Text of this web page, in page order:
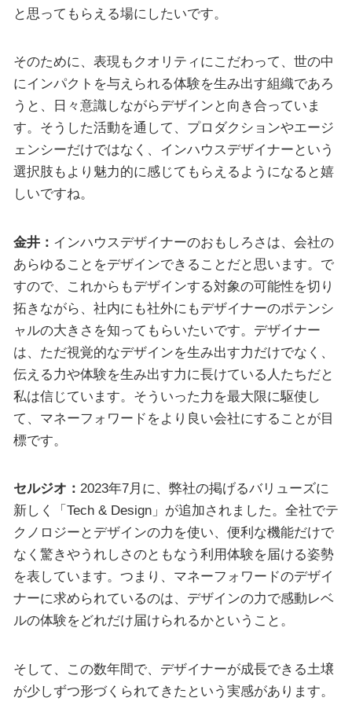
と思ってもらえる場にしたいです。
そのために、表現もクオリティにこだわって、世の中
にインパクトを与えられる体験を生み出す組織であろ
うと、日々意識しながらデザインと向き合っていま
す。そうした活動を通して、プロダクションやエージ
ェンシーだけではなく、インハウスデザイナーという
選択肢もより魅力的に感じてもらえるようになると嬉
しいですね。
金井： インハウスデザイナーのおもしろさは、会社の
あらゆることをデザインできることだと思います。で
すので、これからもデザインする対象の可能性を切り
拓きながら、社内にも社外にもデザイナーのポテンシ
ャルの大きさを知ってもらいたいです。デザイナー
は、ただ視覚的なデザインを生み出す力だけでなく、
伝える力や体験を生み出す力に長けている人たちだと
私は信じています。そういった力を最大限に駆使し
て、マネーフォワードをより良い会社にすることが目
標です。
セルジオ： 2023年7月に、弊社の掲げるバリューズに
新しく「Tech & Design」が追加されました。全社でテ
クノロジーとデザインの力を使い、便利な機能だけで
なく驚きやうれしさのともなう利用体験を届ける姿勢
を表しています。つまり、マネーフォワードのデザイ
ナーに求められているのは、デザインの力で感動レベ
ルの体験をどれだけ届けられるかということ。
そして、この数年間で、デザイナーが成長できる土壌
が少しずつ形づくられてきたという実感があります。